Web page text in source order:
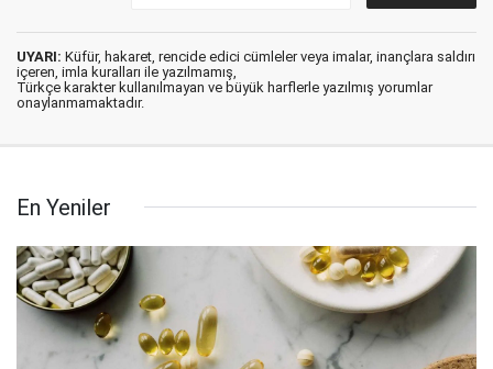
UYARI: Küfür, hakaret, rencide edici cümleler veya imalar, inançlara saldırı
içeren, imla kuralları ile yazılmamış,
Türkçe karakter kullanılmayan ve büyük harflerle yazılmış yorumlar
onaylanmamaktadır.
En Yeniler